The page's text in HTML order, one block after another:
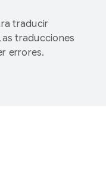
traducir
traducciones
errores.